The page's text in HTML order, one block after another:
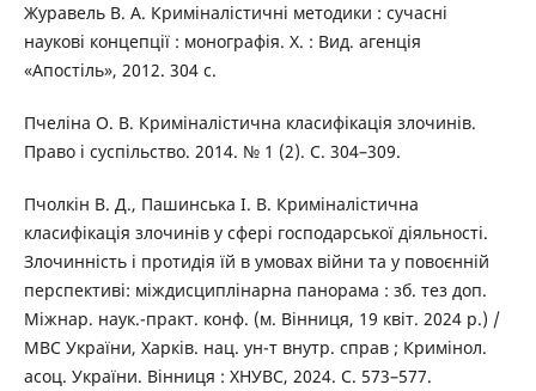
Журавель В. А. Криміналістичні методики : сучасні
наукові концепції : монографія. Х. : Вид. агенція
«Апостіль», 2012. 304 с.
Пчеліна О. В. Криміналістична класифікація злочинів.
Право і суспільство. 2014. № 1 (2). С. 304–309.
Пчолкін В. Д., Пашинська І. В. Криміналістична
класифікація злочинів у сфері господарської діяльності.
Злочинність і протидія їй в умовах війни та у повоєнній
перспективі: міждисциплінарна панорама : зб. тез доп.
Міжнар. наук.-практ. конф. (м. Вінниця, 19 квіт. 2024 р.) /
МВС України, Харків. нац. ун-т внутр. справ ; Кримінол.
асоц. України. Вінниця : ХНУВС, 2024. С. 573–577.